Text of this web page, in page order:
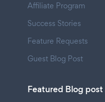
Affiliate Program
Success Stories
Feature Requests
Guest Blog Post
Featured Blog post